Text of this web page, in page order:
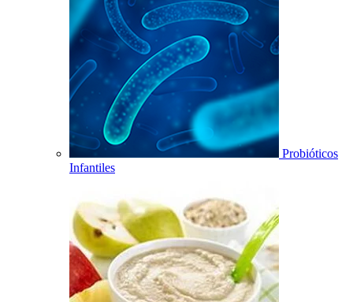
Probióticos
Infantiles